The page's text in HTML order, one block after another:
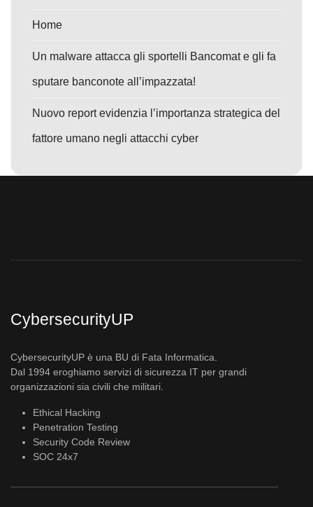
Home
Un malware attacca gli sportelli Bancomat e gli fa
sputare banconote all’impazzata!
Nuovo report evidenzia l’importanza strategica del
fattore umano negli attacchi cyber
CybersecurityUP
CybersecurityUP è una BU di Fata Informatica.
Dal 1994 eroghiamo servizi di sicurezza IT per grandi
organizzazioni sia civili che militari.
Ethical Hacking
Penetration Testing
Security Code Review
SOC 24x7